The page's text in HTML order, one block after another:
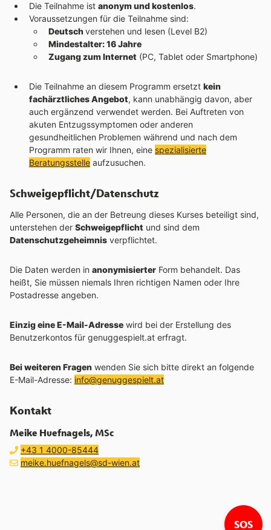
Die Teilnahme ist anonym und kostenlos.
Voraussetzungen für die Teilnahme sind:
Deutschverstehen und lesen (Level B2)
Mindestalter: 16 Jahre
Zugang zum Internet (PC, Tablet oder Smartphone)
Die Teilnahme an diesem Programm ersetzt kein
fachärztliches Angebot, kann unabhängig davon, aber
auch ergänzend verwendet werden. Bei Auftreten von
akuten Entzugssymptomen oder anderen
gesundheitlichen Problemen während und nach dem
Programm raten wir Ihnen, eine spezialisierte
Beratungsstelle aufzusuchen.
Schweigepflicht/Datenschutz
Alle Personen, die an der Betreung dieses Kurses beteiligt sind,
unterstehen der Schweigepflicht und sind dem
Datenschutzgeheimnis verpflichtet.
Die Daten werden in anonymisierter Form behandelt. Das
heißt, Sie müssen niemals Ihren richtigen Namen oder Ihre
Postadresse angeben.
Einzig eine E-Mail-Adresse wird bei der Erstellung des
Benutzerkontos für genuggespielt.at erfragt.
Bei weiteren Fragen wenden Sie sich bitte direkt an folgende
E-Mail-Adresse: info@genuggespielt.at
Kontakt
Meike Huefnagels, MSc
Telefon:
+43 1 4000-85444anrufen
E-Mail Adresse:
E-Mail schreiben an
meike.huefnagels@sd-wien.at(öffnet Mailprogramm)
SOS